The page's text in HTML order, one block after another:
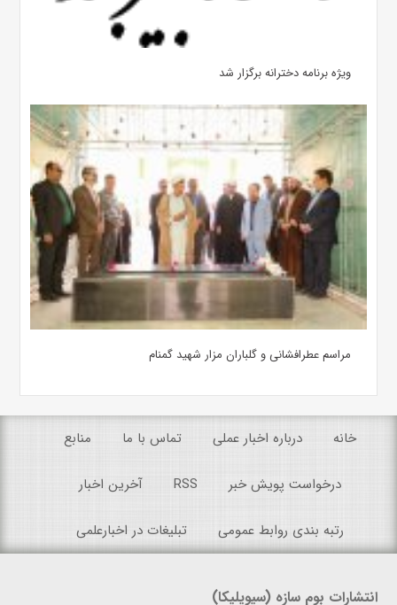
ویژه برنامه دخترانه برگزار شد
مراسم عطرافشانی و گلباران مزار شهید گمنام
خانه درباره اخبار عملی تماس با ما منابع
درخواست پویش خبر RSS آخرین اخبار
رتبه بندی روابط عمومی تبلیغات در اخبارعلمی
انتشارات بوم سازه (سیویلیکا)